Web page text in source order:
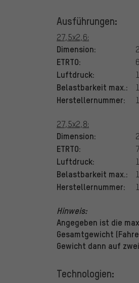
Ausführungen:
27,5x2,6:
Dimension:
ETRTO:
Luftdruck:
Belastbarkeit max.:
Herstellernummer:
27,5x2,8:
Dimension:
ETRTO:
Luftdruck:
Belastbarkeit max.:
Herstellernummer:
Hinweis:
Angegeben ist die
Gesamtgewicht
Gewicht dann auf
Technologien: